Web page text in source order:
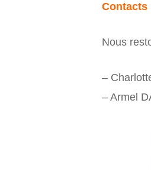
Contacts
Nous
–
– Armel